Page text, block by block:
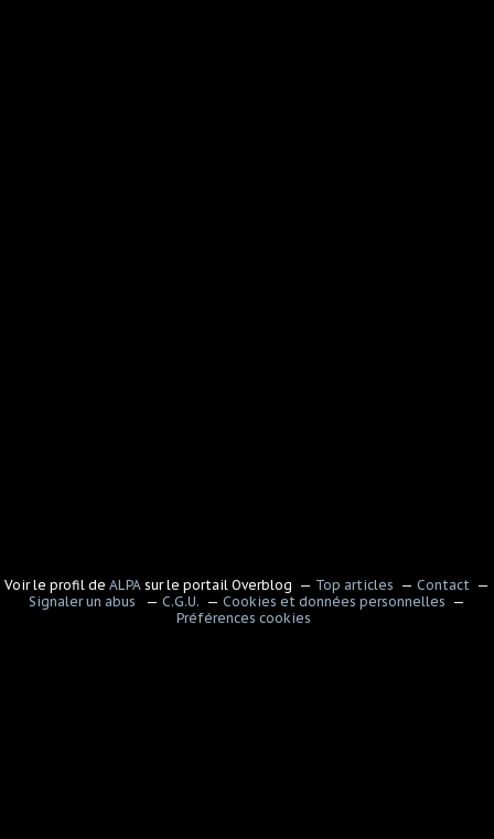
Voir le profil de ALPA sur le portail Overblog Top articles
Contact
Signaler un abus
C.G.U.
Cookies et données personnelles
Préférences cookies